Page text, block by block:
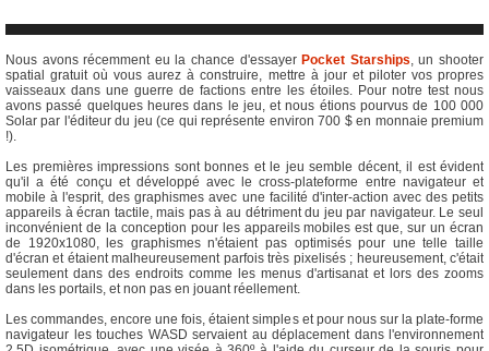
Nous avons récemment eu la chance d'essayer Pocket Starships, un shooter
spatial gratuit où vous aurez à construire, mettre à jour et piloter vos propres
vaisseaux dans une guerre de factions entre les étoiles. Pour notre test nous
avons passé quelques heures dans le jeu, et nous étions pourvus de 100 000
Solar par l'éditeur du jeu (ce qui représente environ 700 $ en monnaie premium
!).
Les premières impressions sont bonnes et le jeu semble décent, il est évident
qu'il a été conçu et développé avec le cross-plateforme entre navigateur et
mobile à l'esprit, des graphismes avec une facilité d'inter-action avec des petits
appareils à écran tactile, mais pas à au détriment du jeu par navigateur. Le seul
inconvénient de la conception pour les appareils mobiles est que, sur un écran
de 1920x1080, les graphismes n'étaient pas optimisés pour une telle taille
d'écran et étaient malheureusement parfois très pixelisés ; heureusement, c'était
seulement dans des endroits comme les menus d'artisanat et lors des zooms
dans les portails, et non pas en jouant réellement.
Les commandes, encore une fois, étaient simples et pour nous sur la plate-forme
navigateur les touches WASD servaient au déplacement dans l'environnement